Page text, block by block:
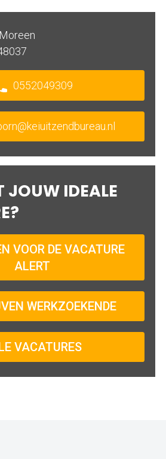
0552049309
JOUW IDEALE
VOOR DE VACATURE
ALERT
WERKZOEKENDE
VACATURES